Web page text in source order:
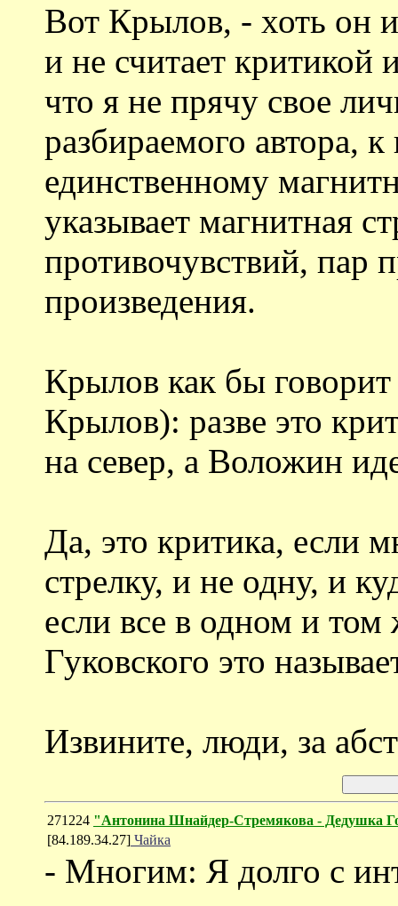
Вот Крылов, - хоть он
и не считает критикой
что я не прячу свое
разбираемого автора,
единственному
указывает магнитная
противочувствий, пар
произведения.
Крылов как бы
Крылов): разве это
на север, а Воложин
Да, это критика, если
стрелку, и не одну, и
если все в одном и
Гуковского это
Извините, люди, за
271224 "Антонина Шнайдер-Стремякова - Дедушка
[84.189.34.27] Чайка
- Многим: Я долго с